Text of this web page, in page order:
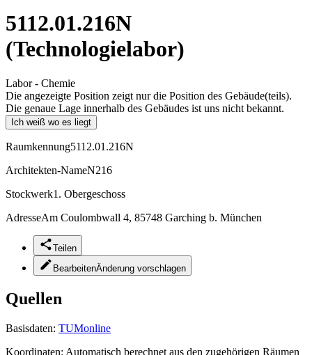
5112.01.216N
(Technologielabor)
Labor - Chemie
Die angezeigte Position zeigt nur die Position des Gebäude(teils).
Die genaue Lage innerhalb des Gebäudes ist uns nicht bekannt.
Ich weiß wo es liegt
Raumkennung5112.01.216N
Architekten-NameN216
Stockwerk1. Obergeschoss
AdresseAm Coulombwall 4, 85748 Garching b. München
Teilen
BearbeitenÄnderung vorschlagen
Quellen
Basisdaten: TUMonline
Koordinaten: Automatisch berechnet aus den zugehörigen Räumen